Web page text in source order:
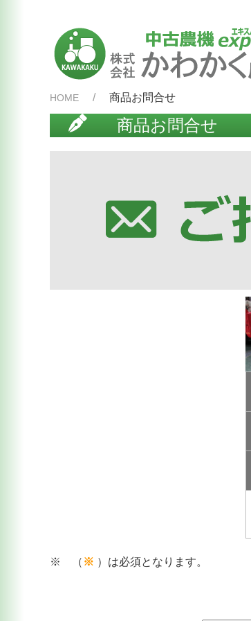
HOME 商品お問合せ
商品お問合せ
※ （ ※ ）は必須となります。